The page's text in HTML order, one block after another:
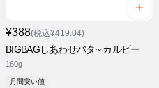
¥388(税込¥419.04)
BIGBAGしあわせバタ~ カルビー
160g
月間安い値